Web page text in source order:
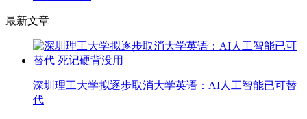
最新文章
深圳理工大学拟逐步取消大学英语：AI人工智能已可替
代